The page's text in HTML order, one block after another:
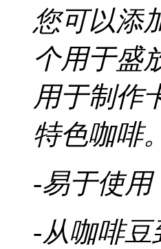
您可以添
个用于盛
用于制作
特色咖啡。
-易于使
-从咖啡